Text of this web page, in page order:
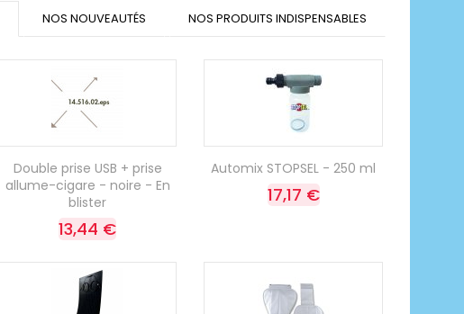
NOS NOUVEAUTÉS NOS PRODUITS INDISPENSABLES
Double prise USB + prise
allume-cigare - noire - En
blister
13,44 €
Automix STOPSEL - 250 ml
17,17 €